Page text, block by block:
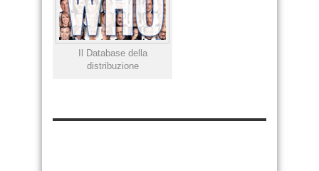
Il Database della
distribuzione